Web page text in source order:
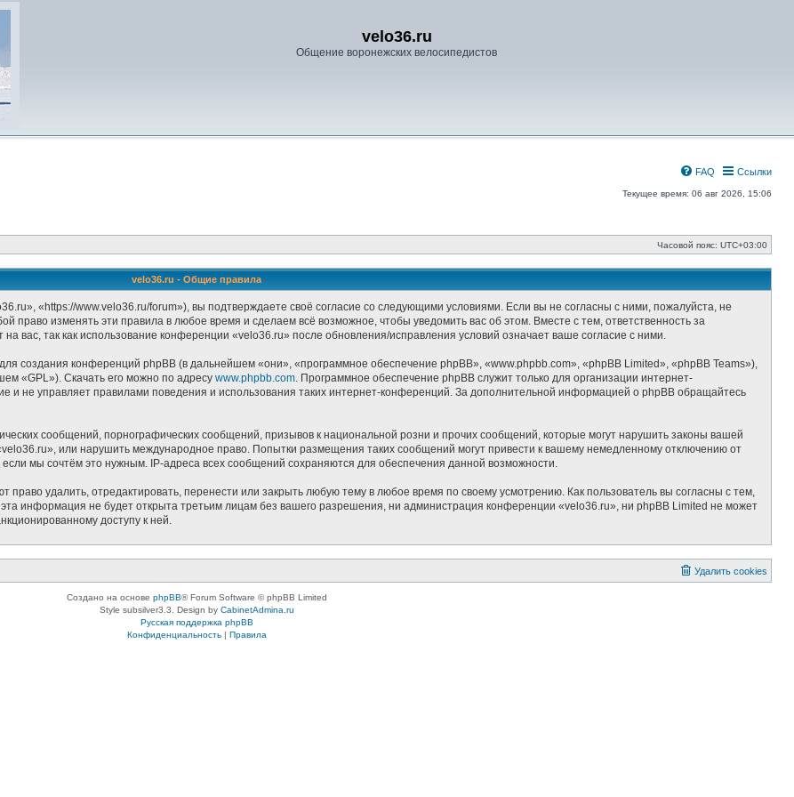
velo36.ru
Общение воронежских велосипедистов
Ссылки
FAQ
Текущее время: 06 авг 2026, 15:06
Часовой пояс: UTC+03:00
velo36.ru - Общие правила
«https://www.velo36.ru/forum»), вы подтверждаете своё согласие со следующими условиями. Если вы не согласны с ними, пожалуйста, не
право изменять эти правила в любое время и сделаем всё возможное, чтобы уведомить вас об этом. Вместе с тем, ответственность за
вас, так как использование конференции «velo36.ru» после обновления/исправления условий означает ваше согласие с ними.
создания конференций phpBB (в дальнейшем «они», «программное обеспечение phpBB», «www.phpbb.com», «phpBB Limited», «phpBB Teams»),
«GPL»). Скачать его можно по адресу www.phpbb.com. Программное обеспечение phpBB служит только для организации интернет-
и не управляет правилами поведения и использования таких интернет-конференций. За дополнительной информацией о phpBB обращайтесь
сообщений, порнографических сообщений, призывов к национальной розни и прочих сообщений, которые могут нарушить законы вашей
или нарушить международное право. Попытки размещения таких сообщений могут привести к вашему немедленному отключению от
мы сочтём это нужным. IP-адреса всех сообщений сохраняются для обеспечения данной возможности.
удалить, отредактировать, перенести или закрыть любую тему в любое время по своему усмотрению. Как пользователь вы согласны с тем,
информация не будет открыта третьим лицам без вашего разрешения, ни администрация конференции «velo36.ru», ни phpBB Limited не может
доступу к ней.
Удалить cookies
Создано на основе phpBB® Forum Software © phpBB Limited
Style subsilver3.3. Design by CabinetAdmina.ru
Русская поддержка phpBB
Конфиденциальность| Правила